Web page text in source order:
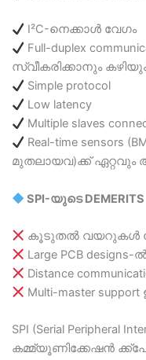
I²C-നെക്കാൾ വേഗം
Full-duplex
സ്വീകരിക്കാനും
Simple protocol
Low latency
Multiple slaves
Real-time sensors
മുതലായവ)ക്ക്
SPI-യുടെ DEMERITS
കൂടുതൽ വയറുകൾ
Large PCB designs-
Distance
Multi-master
SPI (Serial
കമ്മ്യൂണിക്കേഷൻ